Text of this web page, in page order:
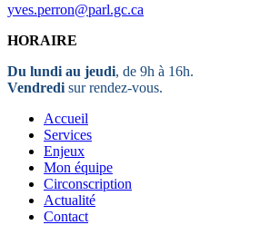
yves.perron@parl.gc.ca
HORAIRE
Du lundi au jeudi, de 9h à 16h.
Vendredi sur rendez-vous.
Accueil
Services
Enjeux
Mon équipe
Circonscription
Actualité
Contact